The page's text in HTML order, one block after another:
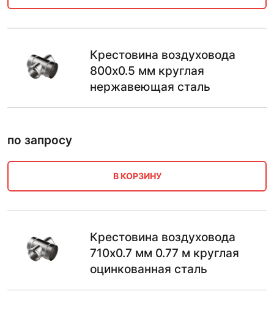
Крестовина воздуховода
800х0.5 мм круглая
нержавеющая сталь
по запросу
В КОРЗИНУ
Крестовина воздуховода
710х0.7 мм 0.77 м круглая
оцинкованная сталь